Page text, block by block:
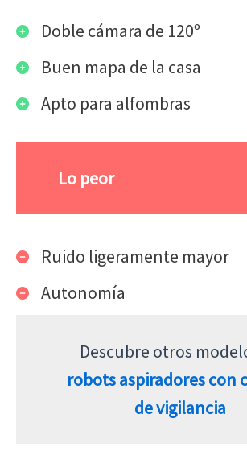
Doble cámara de 120º
Buen mapa de la casa
Apto para alfombras
Lo peor
Ruido ligeramente mayor
Autonomía
Descubre otros
robots aspiradores con
de vigilancia